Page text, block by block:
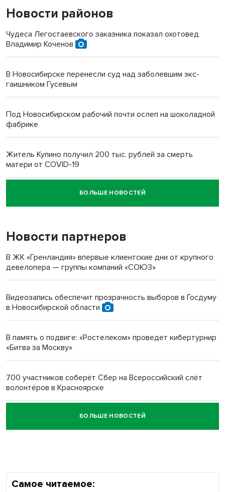
Новости районов
Чудеса Легостаевского заказника показал охотовед
Владимир Коченов
В Новосибирске перенесли суд над заболевшим экс-
гаишником Гусевым
Под Новосибирском рабочий почти ослеп на шоколадной
фабрике
Житель Купино получил 200 тыс. рублей за смерть
матери от COVID-19
Новосибирский суд наказал водителя за смерть
пенсионерки на вокзале
«Мы живём на пастбище!»: в новосибирском селе лошади
терроризируют жителей
Инвалид получил условный срок за избиение врачей
Новосибирский преподаватель с женой вошли в топ-16
Обновлённое отделение ВТБ открылось в Искитиме
БОЛЬШЕ НОВОСТЕЙ
Новости партнеров
В ЖК «Гренландия» впервые клиентские дни от крупного
девелопера — группы компаний «СОЮЗ»
Видеозапись обеспечит прозрачность выборов в Госдуму
в Новосибирской области
В память о подвиге: «Ростелеком» проведет кибертурнир
«Битва за Москву»
700 участников соберёт Сбер на Всероссийский слёт
волонтёров в Красноярске
Честный выбор: видеонаблюдение обеспечит
объективность результатов ЕДГ в Новосибирской
БОЛЬШЕ НОВОСТЕЙ
Самое читаемое: